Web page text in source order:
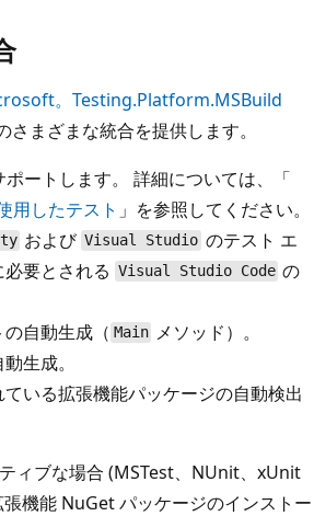
。Testing.Platform.MSBuild
まざまな統合を提供します。
ポートします。 詳細については、「
用したテスト 」を参照してください。
および Visual Studio のテスト エ
要とされる Visual Studio Code の
自動生成（ Main メソッド）。
生成。
いる拡張機能パッケージの自動検出
ィブな場合 (MSTest、NUnit、xUnit
機能 NuGet パッケージのインストー